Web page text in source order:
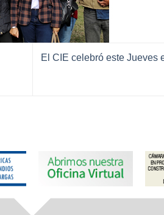
El CIE celebró este Jueves